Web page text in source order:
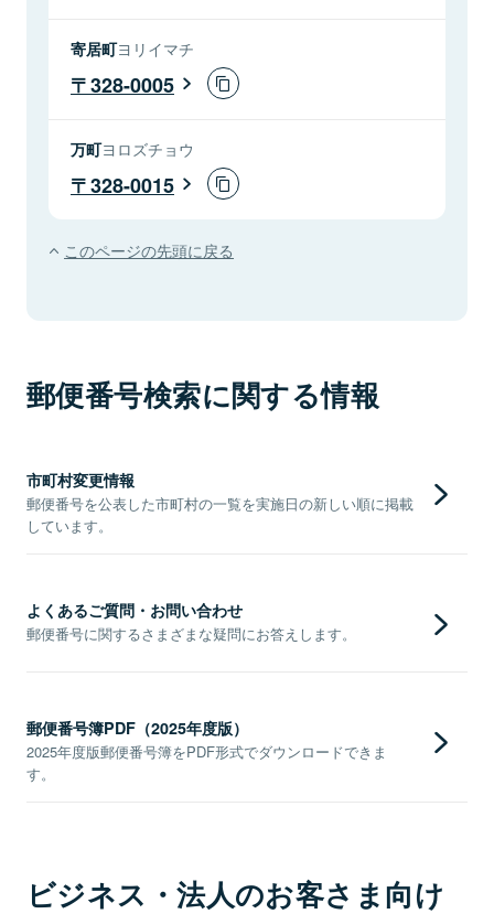
寄居町ヨリイマチ
328-0005
万町ヨロズチョウ
328-0015
このページの先頭に戻る
郵便番号検索に関する情報
市町村変更情報
郵便番号を公表した市町村の一覧を実施日の新しい順に掲載
しています。
よくあるご質問・お問い合わせ
郵便番号に関するさまざまな疑問にお答えします。
郵便番号簿PDF（2025年度版）
2025年度版郵便番号簿をPDF形式でダウンロードできま
す。
ビジネス・法人のお客さま向け